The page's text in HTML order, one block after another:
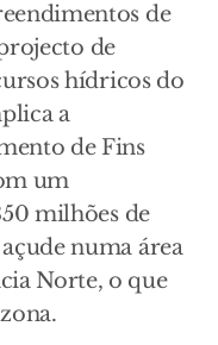
de
de
hídricos do
a
de Fins
um
milhões de
numa área
Norte, o que